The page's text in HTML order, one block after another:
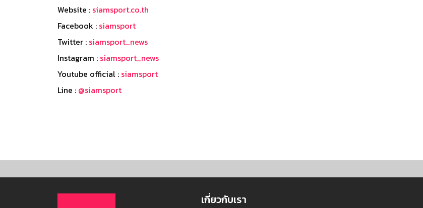
Website : siamsport.co.th
Facebook : siamsport
Twitter : siamsport_news
Instagram : siamsport_news
Youtube official : siamsport
Line : @siamsport
เกี่ยวกับเรา